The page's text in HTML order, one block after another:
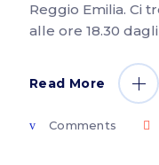
Reggio Emilia. Ci
alle ore 18.30
Read More
Comments